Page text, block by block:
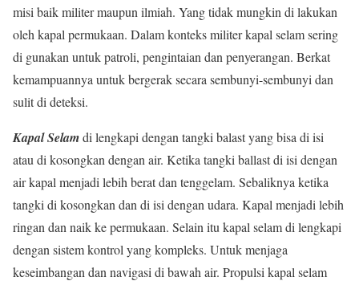
misi baik militer maupun ilmiah. Yang tidak mungkin di lakukan
oleh kapal permukaan. Dalam konteks militer kapal selam sering
di gunakan untuk patroli, pengintaian dan penyerangan. Berkat
kemampuannya untuk bergerak secara sembunyi-sembunyi dan
sulit di deteksi.
Kapal Selamdi lengkapi dengan tangki balast yang bisa di isi
atau di kosongkan dengan air. Ketika tangki ballast di isi dengan
air kapal menjadi lebih berat dan tenggelam. Sebaliknya ketika
tangki di kosongkan dan di isi dengan udara. Kapal menjadi lebih
ringan dan naik ke permukaan. Selain itu kapal selam di lengkapi
dengan sistem kontrol yang kompleks. Untuk menjaga
keseimbangan dan navigasi di bawah air. Propulsi kapal selam